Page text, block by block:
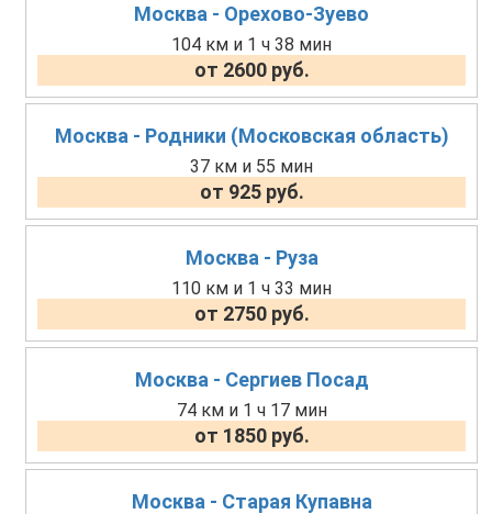
Москва - Орехово-Зуево
104 км и 1 ч 38 мин
от 2600 руб.
Москва - Родники (Московская область)
37 км и 55 мин
от 925 руб.
Москва - Руза
110 км и 1 ч 33 мин
от 2750 руб.
Москва - Сергиев Посад
74 км и 1 ч 17 мин
от 1850 руб.
Москва - Старая Купавна